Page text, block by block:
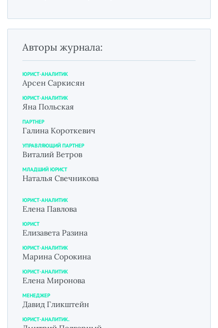
Авторы журнала:
ЮРИСТ-АНАЛИТИК
Арсен Саркисян
ЮРИСТ-АНАЛИТИК
Яна Польская
ПАРТНЕР
Галина Короткевич
УПРАВЛЯЮЩИЙ ПАРТНЕР
Виталий Ветров
МЛАДШИЙ ЮРИСТ
Наталья Свечникова
ЮРИСТ-АНАЛИТИК
Елена Павлова
ЮРИСТ
Елизавета Разина
ЮРИСТ-АНАЛИТИК
Марина Сорокина
ЮРИСТ-АНАЛИТИК
Елена Миронова
МЕНЕДЖЕР
Давид Гликштейн
ЮРИСТ-АНАЛИТИК.